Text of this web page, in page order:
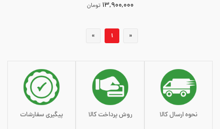
۱۳,۹۰۰,۰۰۰ تومان
افزودن به سبد خرید
«
1
»
نحوه ارسال کالا روش پرداخت کالا پیگیری سفارشات